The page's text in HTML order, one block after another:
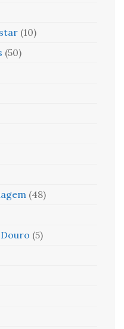
(10)
(50)
(48)
(5)